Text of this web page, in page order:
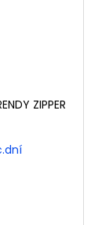
ZIPPER